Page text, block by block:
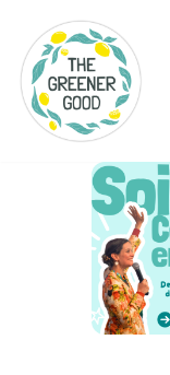
Aller
au
contenu